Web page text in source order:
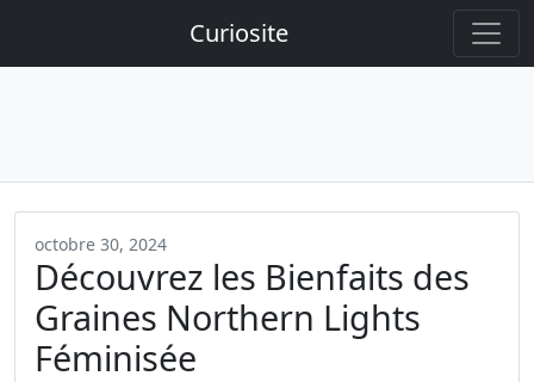
Curiosite
octobre 30, 2024
Découvrez les Bienfaits des
Graines Northern Lights
Féminisée